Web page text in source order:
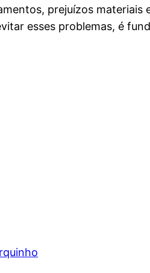
prejuízos materiais
esses problemas, é